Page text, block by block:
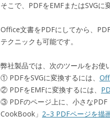
そこで、PDFをEMFまたはSVGに
Office文書をPDFにしてから、
テクニックも可能です。
弊社製品では、次のツールをお使
① PDFをSVGに変換するには、
② PDFをEMFに変換するには、
③ PDFのページ上に、小さなPDF
CookBook」 2–3 PDFページを描